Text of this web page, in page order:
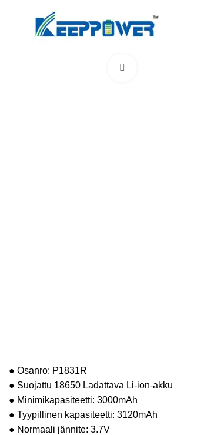
● Osanro: P1831R
● Suojattu 18650 Ladattava Li-ion-akku
● Minimikapasiteetti: 3000mAh
● Tyypillinen kapasiteetti: 3120mAh
● Normaali jännite: 3.7V